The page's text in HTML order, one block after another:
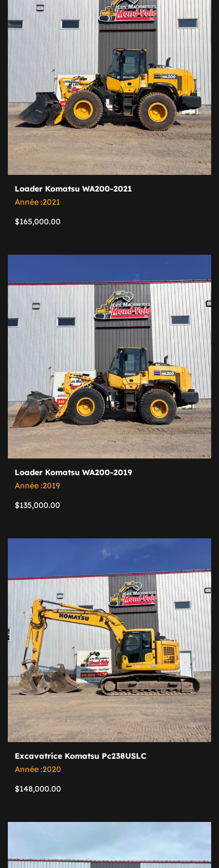
Loader Komatsu WA200-2021
Année :2021
$165,000.00
Loader Komatsu WA200-2019
Année :2019
$135,000.00
Excavatrice Komatsu Pc238USLC
Année :2020
$148,000.00